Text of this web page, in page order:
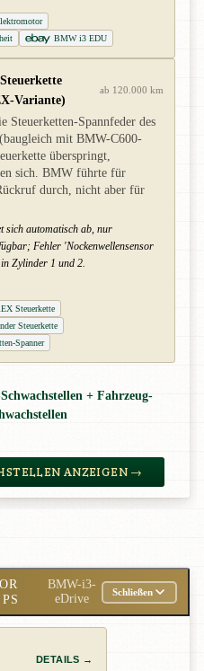
BMW i3 EDU
Variante)
ab 120.000 km
Steuerketten-Spannfeder des
mit BMW-C600-
überspringt,
sich. BMW führte für
durch, nicht aber für
sich automatisch ab, nur
Fehler 'Nockenwellensensor
Zylinder 1 und 2.
Steuerkette
Steuerkette
Spanner
+ Fahrzeug-
ANZEIGEN →
BMW-i3-
eDrive
Schließen
DETAILS →